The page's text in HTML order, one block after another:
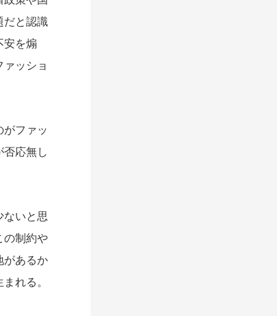
だと認識
安を煽
ッショ
ファッ
応無し
いと思
の制約や
があるか
れる。